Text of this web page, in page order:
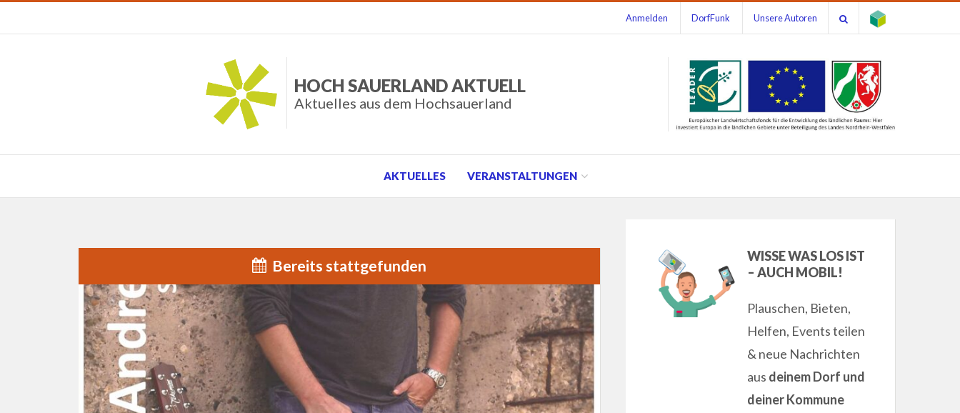
Anmelden DorfFunk Unsere Autoren
HOCH SAUERLAND AKTUELL
Aktuelles aus dem Hochsauerland
AKTUELLES VERANSTALTUNGEN
Bereits stattgefunden
WISSE WAS LOS IST
– AUCH MOBIL!
Plauschen, Bieten,
Helfen, Events teilen
& neue Nachrichten
aus deinem Dorf und
deiner Kommune